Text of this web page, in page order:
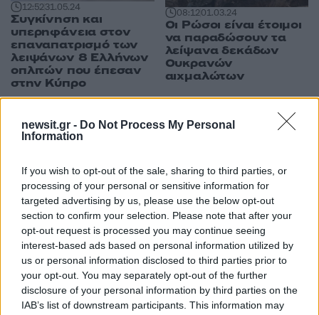
newsit.gr - Do Not Process My Personal
Information
If you wish to opt-out of the sale, sharing to third parties, or
processing of your personal or sensitive information for
targeted advertising by us, please use the below opt-out
section to confirm your selection. Please note that after your
opt-out request is processed you may continue seeing
interest-based ads based on personal information utilized by
us or personal information disclosed to third parties prior to
your opt-out. You may separately opt-out of the further
disclosure of your personal information by third parties on the
IAB’s list of downstream participants. This information may
12:5231.05.24
Συγκίνηση και
υπερηφάνεια στον
επαναπατρισμό των
λειψάνων 8 Ελλήνων
οπλιτών που έπεσαν
στην Κύπρο
08:1201.03.24
Οι Ρώσοι είναι έτοιμοι
να παραδώσουν τα
λείψανα δεκάδων
Ουκρανών
αιχμαλώτων